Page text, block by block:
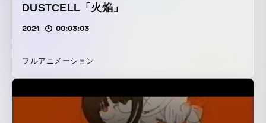
DUSTCELL「火焔」
2021 00:03:03
フルアニメーション